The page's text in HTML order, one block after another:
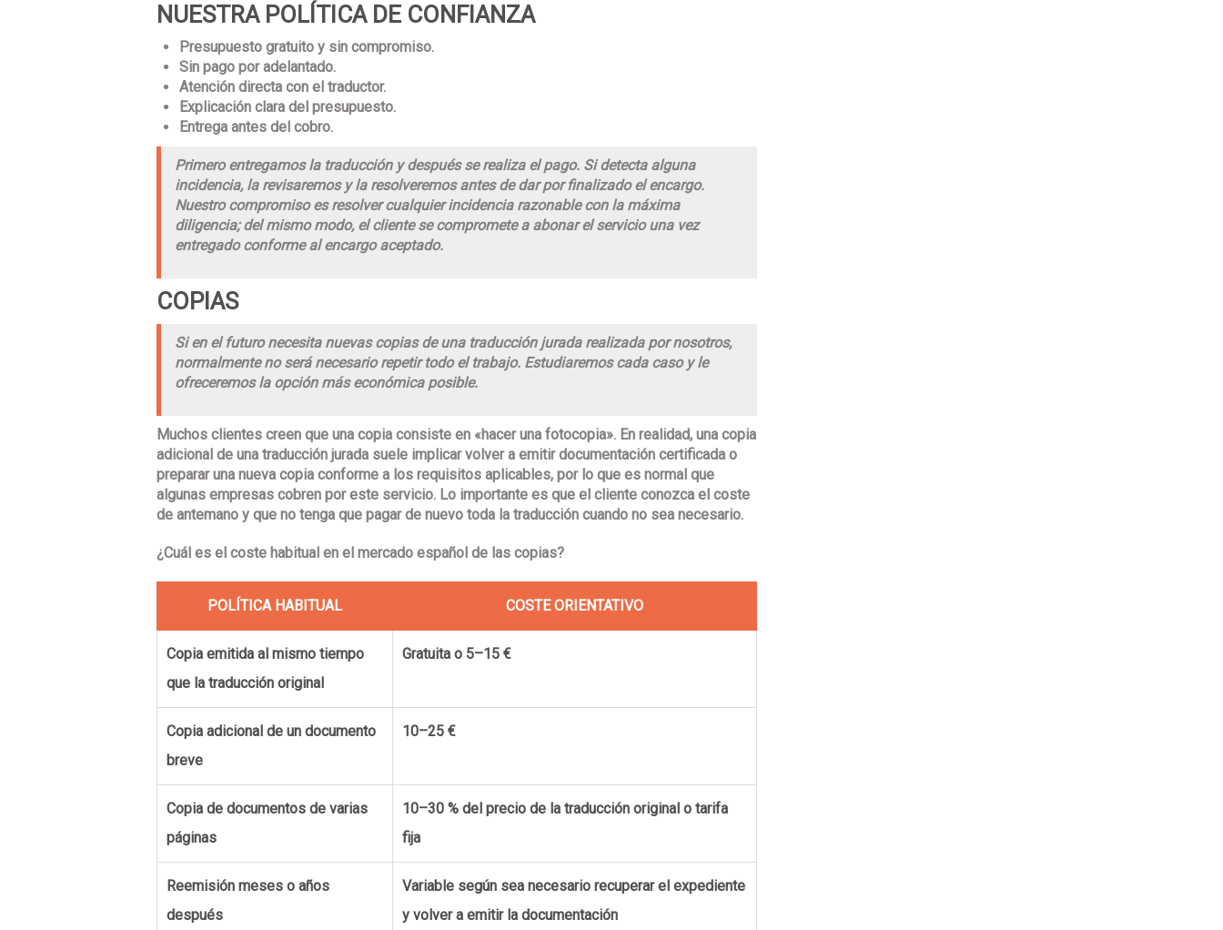
NUESTRA POLÍTICA DE CONFIANZA
Presupuesto gratuito y sin compromiso.
Sin pago por adelantado.
Atención directa con el traductor.
Explicación clara del presupuesto.
Entrega antes del cobro.
Primero entregamos la traducción y después se realiza el pago. Si detecta alguna
incidencia, la revisaremos y la resolveremos antes de dar por finalizado el encargo.
Nuestro compromiso es resolver cualquier incidencia razonable con la máxima
diligencia; del mismo modo, el cliente se compromete a abonar el servicio una vez
entregado conforme al encargo aceptado.
COPIAS
Si en el futuro necesita nuevas copias de una traducción jurada realizada por nosotros,
normalmente no será necesario repetir todo el trabajo. Estudiaremos cada caso y le
ofreceremos la opción más económica posible.
Muchos clientes creen que una copia consiste en «hacer una fotocopia». En realidad, una copia
adicional de una traducción jurada suele implicar volver a emitir documentación certificada o
preparar una nueva copia conforme a los requisitos aplicables, por lo que es normal que
algunas empresas cobren por este servicio. Lo importante es que el cliente conozca el coste
de antemano y que no tenga que pagar de nuevo toda la traducción cuando no sea necesario.
¿Cuál es el coste habitual en el mercado español de las copias?
POLÍTICA HABITUAL COSTE ORIENTATIVO
Copia emitida al mismo tiempo
que la traducción original
Gratuita o 5–15 €
Copia adicional de un documento
breve
10–25 €
Copia de documentos de varias
páginas
10–30 % del precio de la traducción original o tarifa
fija
Reemisión meses o años
después
Variable según sea necesario recuperar el expediente
y volver a emitir la documentación